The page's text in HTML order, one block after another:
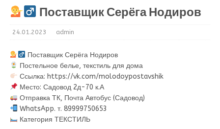
Поставщик Серёга Нодиров
24.01.2023 admin
Поставщик Серёга Нодиров
Постельное белье, текстиль для дома
Ссылка: https://vk.com/molodoypostavshik
Место: Садовод 2д-70 к.А
Отправка ТК, Почта Автобус (Садовод)
WhatsApp. т. 89999750653
Категория ТЕКСТИЛЬ